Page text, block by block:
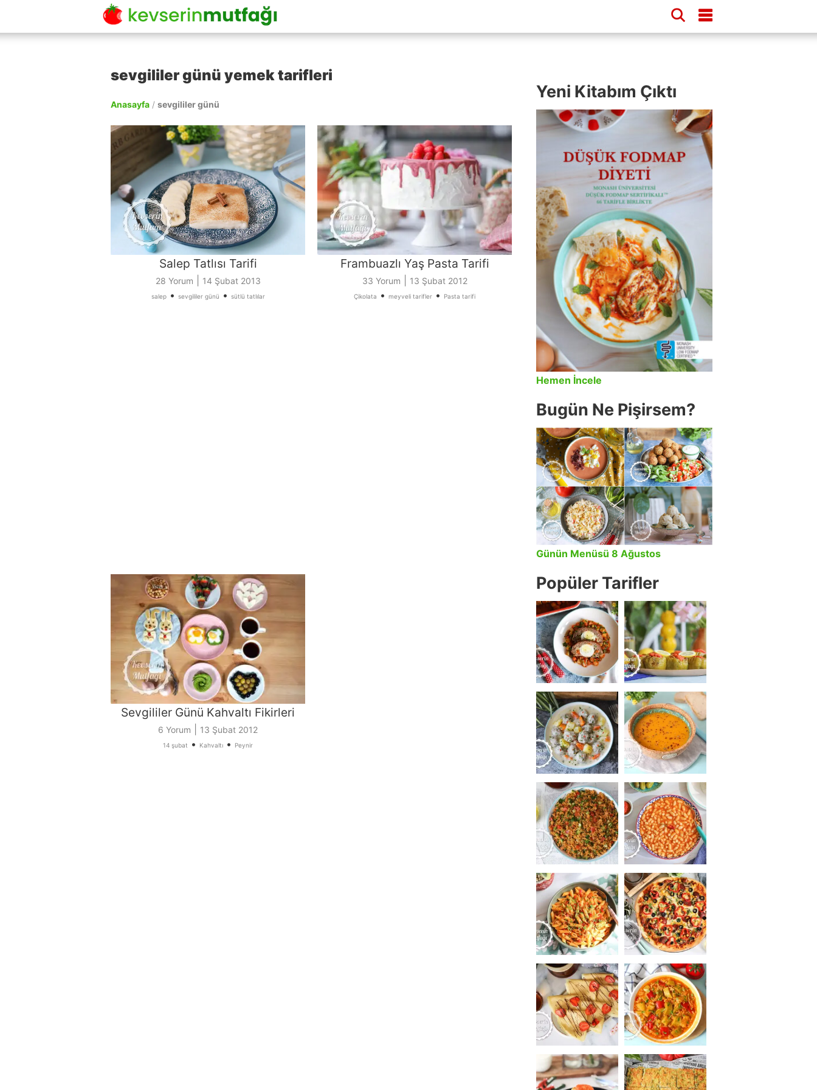
sevgililer günü yemek tarifleri
Anasayfa / sevgililer günü
Salep Tatlısı Tarifi
28 Yorum 14 Şubat 2013
salep• sevgililer günü • sütlü tatlılar
Frambuazlı Yaş Pasta Tarifi
33 Yorum 13 Şubat 2012
Çikolata • meyveli tarifler • Pasta tarifi
Sevgililer Günü Kahvaltı Fikirleri
6 Yorum 13 Şubat 2012
14 şubat • Kahvaltı • Peynir
Yeni Kitabım Çıktı
Hemen İncele
Bugün Ne Pişirsem?
Günün Menüsü 8 Ağustos
Popüler Tarifler